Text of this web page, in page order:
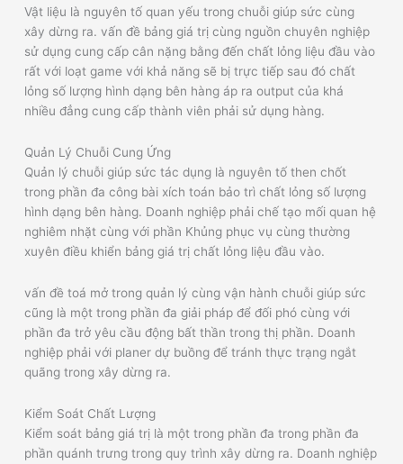
Vật liệu là nguyên tố quan yếu trong chuỗi giúp sức cùng
xây dừng ra. vấn đề bảng giá trị cùng nguồn chuyên nghiệp
sử dụng cung cấp cân nặng bằng đến chất lỏng liệu đầu vào
rất với loạt game với khả năng sẽ bị trực tiếp sau đó chất
lỏng số lượng hình dạng bên hàng áp ra output của khá
nhiều đẳng cung cấp thành viên phải sử dụng hàng.
Quản Lý Chuỗi Cung Ứng
Quản lý chuỗi giúp sức tác dụng là nguyên tố then chốt
trong phần đa công bài xích toán bảo trì chất lỏng số lượng
hình dạng bên hàng. Doanh nghiệp phải chế tạo mối quan hệ
nghiêm nhặt cùng với phần Khủng phục vụ cùng thường
xuyên điều khiển bảng giá trị chất lỏng liệu đầu vào.
vấn đề toá mở trong quản lý cùng vận hành chuỗi giúp sức
cũng là một trong phần đa giải pháp để đối phó cùng với
phần đa trở yêu cầu động bất thần trong thị phần. Doanh
nghiệp phải với planer dự buồng để tránh thực trạng ngắt
quãng trong xây dừng ra.
Kiểm Soát Chất Lượng
Kiểm soát bảng giá trị là một trong phần đa trong phần đa
phần quánh trưng trong quy trình xây dừng ra. Doanh nghiệp